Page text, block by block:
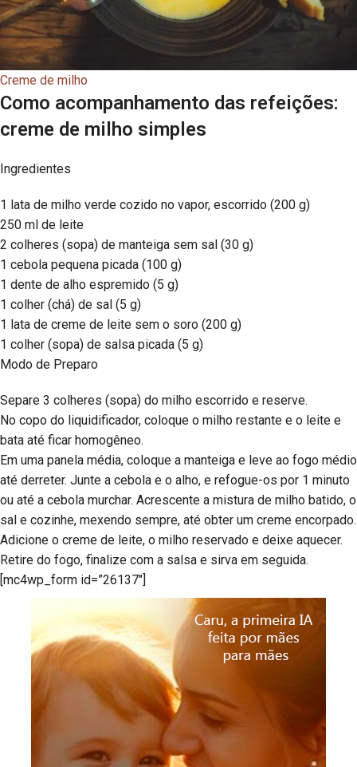
Creme de milho
Como acompanhamento das refeições:
creme de milho simples
Ingredientes
1 lata de milho verde cozido no vapor, escorrido (200 g)
250 ml de leite
2 colheres (sopa) de manteiga sem sal (30 g)
1 cebola pequena picada (100 g)
1 dente de alho espremido (5 g)
1 colher (chá) de sal (5 g)
1 lata de creme de leite sem o soro (200 g)
1 colher (sopa) de salsa picada (5 g)
Modo de Preparo
Separe 3 colheres (sopa) do milho escorrido e reserve.
No copo do liquidificador, coloque o milho restante e o leite e
bata até ficar homogêneo.
Em uma panela média, coloque a manteiga e leve ao fogo médio
até derreter. Junte a cebola e o alho, e refogue-os por 1 minuto
ou até a cebola murchar. Acrescente a mistura de milho batido, o
sal e cozinhe, mexendo sempre, até obter um creme encorpado.
Adicione o creme de leite, o milho reservado e deixe aquecer.
Retire do fogo, finalize com a salsa e sirva em seguida.
[mc4wp_form id=”26137″]